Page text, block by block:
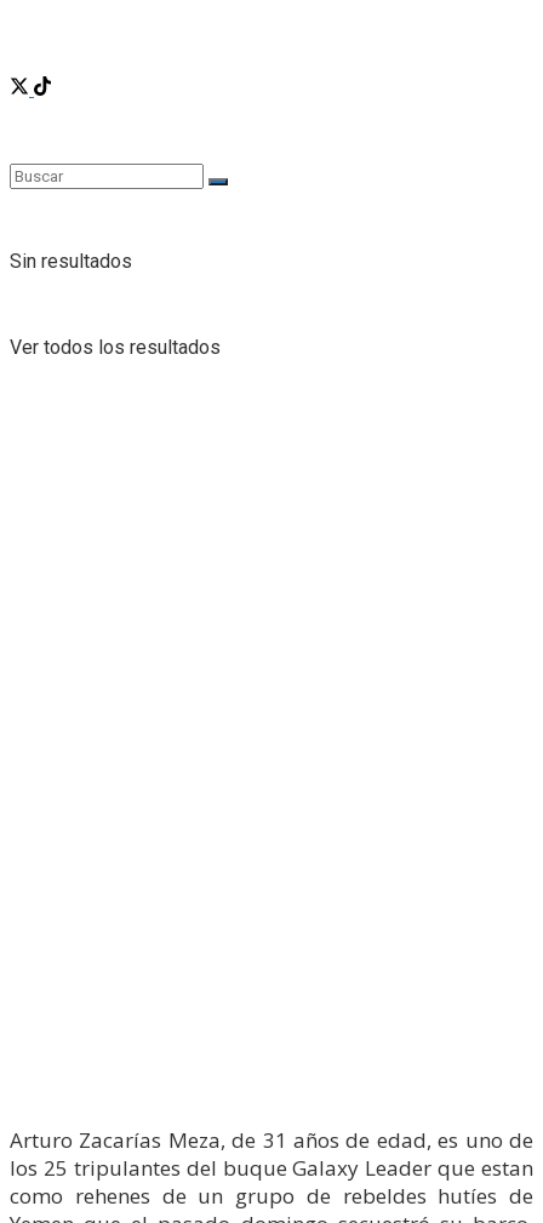
Sin resultados
Ver todos los resultados
Arturo Zacarías Meza, de 31 años de edad, es uno de
los 25 tripulantes del buque Galaxy Leader que estan
como rehenes de un grupo de rebeldes hutíes de